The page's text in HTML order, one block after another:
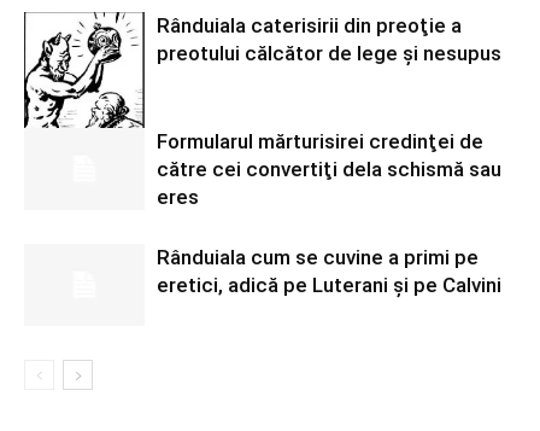
Rânduiala caterisirii din preoţie a
preotului călcător de lege şi nesupus
Formularul mărturisirei credinţei de
către cei convertiţi dela schismă sau
eres
Rânduiala cum se cuvine a primi pe
eretici, adică pe Luterani şi pe Calvini